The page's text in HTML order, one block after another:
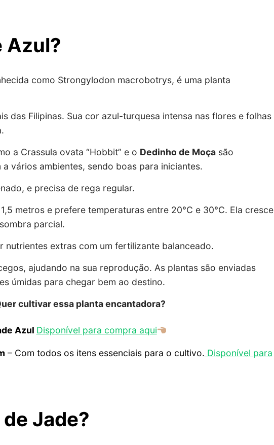
Azul?
como Strongylodon macrobotrys, é uma planta
das Filipinas. Sua cor azul-turquesa intensa nas flores e folhas
a Crassula ovata “Hobbit” e o Dedinho de Moçasão
vários ambientes, sendo boas para iniciantes.
e precisa de rega regular.
metros e prefere temperaturas entre 20°C e 30°C. Ela cresce
parcial.
nutrientes extras com um fertilizante balanceado.
ajudando na sua reprodução. As plantas são enviadas
úmidas para chegar bem ao destino.
cultivar essa planta encantadora?
Azul Disponível para compra aqui
– Com todos os itens essenciais para o cultivo. Disponível para
Jade?